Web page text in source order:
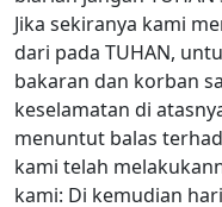
Jika sekiranya kami
dari pada TUHAN,
bakaran dan korban
keselamatan di
menuntut balas
kami telah
kami: Di kemudian